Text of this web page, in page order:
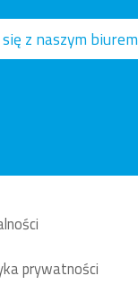
z naszym biurem
prywatności